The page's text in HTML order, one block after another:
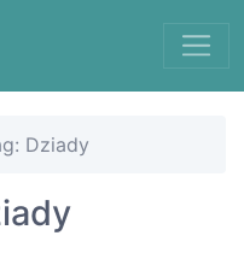
Dziady